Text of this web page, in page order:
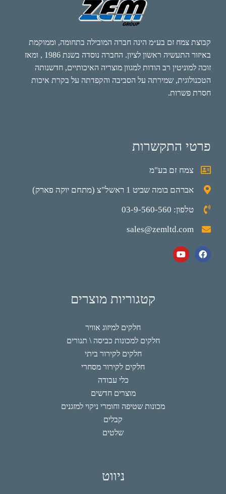
קבוצת צמח זם בע״מ הינה חברה המובילה בתחומה, וממוקמת
באיזור התעשיה ראשון לציון. החברה נוסדה בשנת 1986 , ומאז
זוכה למוניטין רב הודות למגוון מוצריה האיכותיים, חדשנותה
הטכנולוגית, שמירתה על הסביבה והקפדתה על בקרת איכות
חסרת פשרות.
פרטי התקשרות
צמח זם בע"מ
אברהם בומה שביט 1 ראשל"צ (מתחם יוקה פארק)
טלפון: 03-9-560-560
sales@zemltd.com
קטגוריות מוצרים
חלקים למיזוג אוויר
חלקים למכונות כביסה \ תנורים
חלקים לקירור ביתי
חלקים לקירור מסחרי
כלי עבודה
מוצרים חדשים
מכונות שטיפה וחומרי ניקוי למזגנים
קבלים
שלטים
ניווט